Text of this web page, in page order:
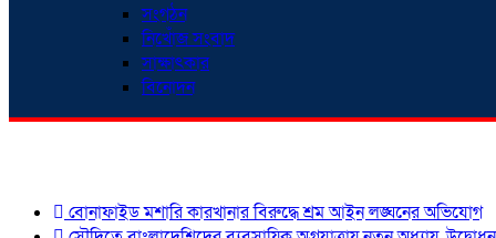
সংগঠন
নিখোঁজ সংবাদ
সাক্ষাৎকার
বিনোদন
বোনাফাইড মশারি কারখানার বিরুদ্ধে শ্রম আইন লঙ্ঘনের অভিযোগ